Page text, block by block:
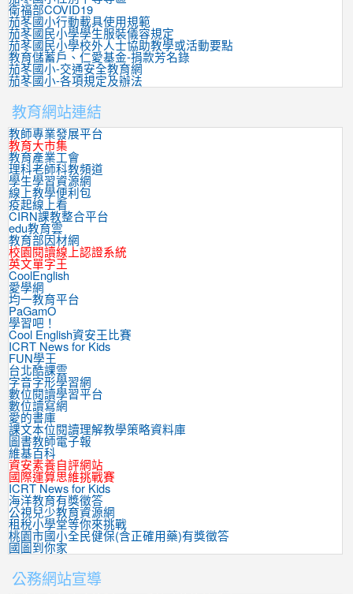
衛福部COVID19
茄苳國小行動載具使用規範
茄苳國民小學學生服裝儀容規定
茄苳國民小學校外人士協助教學或活動要點
教育儲蓄戶、仁愛基金-捐款芳名錄
茄苳國小-交通安全教育網
茄苳國小-各項規定及辦法
教育網站連結
教師專業發展平台
教育大市集
教育產業工會
理科老師科教頻道
學生學習資源網
線上教學便利包
疫起線上看
CIRN課教整合平台
edu教育雲
教育部因材網
校園閱讀線上認證系統
英文單字王
CoolEnglish
愛學網
均一教育平台
PaGamO
學習吧！
Cool English資安王比賽
ICRT News for Kids
FUN學王
台北酷課雲
字音字形學習網
數位閱讀學習平台
數位讀寫網
愛的書庫
課文本位閱讀理解教學策略資料庫
圖書教師電子報
維基百科
資安素養自評網站
國際運算思維挑戰賽
ICRT News for Kids
海洋教育有獎徵答
公視兒少教育資源網
租稅小學堂等你來挑戰
桃園市國小全民健保(含正確用藥)有獎徵答
國圖到你家
公務網站宣導